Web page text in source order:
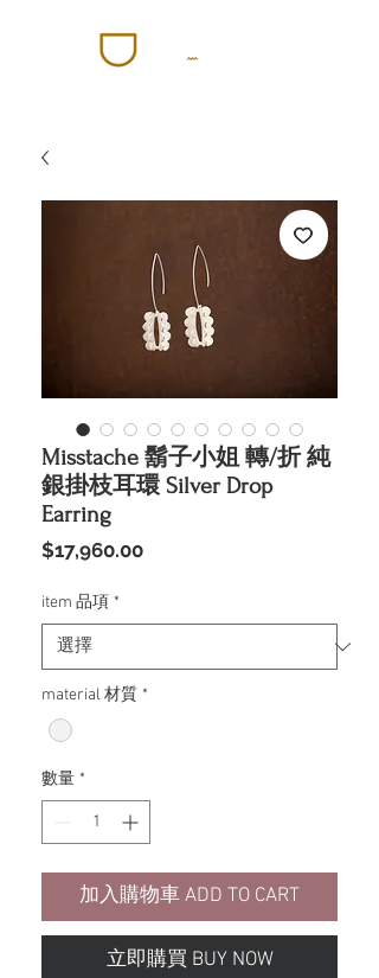
Misstache 鬍子小姐 轉/折 純
銀掛枝耳環 Silver Drop
Earring
$17,960.00價
item 品項 *
material 材質 *
數量 *
加入購物車 ADD TO CART
立即購買 BUY NOW